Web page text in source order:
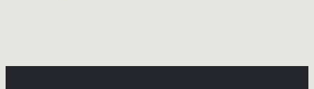
canalisations
durable